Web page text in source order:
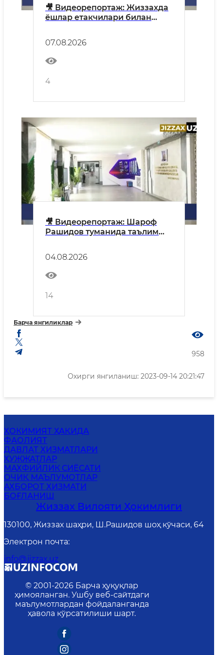
🎥 Видеорепортаж: Жиззахда
ёшлар етакчилари билан
07.08.2026
4
🎥 Видеорепортаж: Шароф
Рашидов туманида таълим
04.08.2026
14
Барча янгиликлар
958
Охирги янгиланиш: 2023-09-14 20:21:47
ҲОКИМИЯТ ҲАҚИДА
ФАОЛИЯТ
ДАВЛАТ ХИЗМАТЛАРИ
ҲУЖЖАТЛАР
MАХФИЙЛИК СИЁСАТИ
ОЧИҚ МАЪЛУМОТЛАР
АХБОРОТ ХИЗМАТИ
БОҒЛАНИШ
Жиззах Вилояти Ҳокимлиги
130100, Жиззах шаҳри, Ш.Рашидов шоҳ кўчаси, 64
Электрон почта:
info@jizzax.uz
© 2001-2026 Барча ҳуқуқлар
ҳимояланган. Ушбу веб-сайтдаги
маълумотлардан фойдаланганда
ҳавола кўрсатилиши шарт.